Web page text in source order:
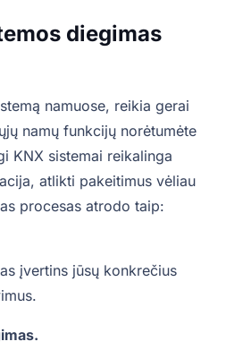
diegimas
namuose, reikia gerai
namų funkcijų norėtumėte
KNX sistemai reikalinga
atlikti pakeitimus vėliau
procesas atrodo taip:
įvertins jūsų konkrečius